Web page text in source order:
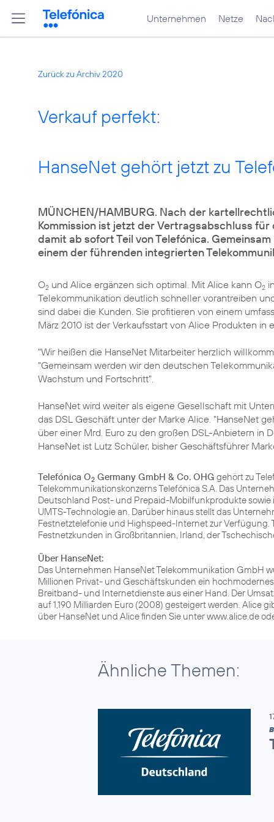
Unternehmen Netze
Zurück zu Archiv 2020
Verkauf perfekt:
HanseNet gehört jetzt zu
MÜNCHEN/HAMBURG. Nach der
Kommission ist jetzt der Vertragsabschluss
damit ab sofort Teil von Telefónica.
einem der führenden integrierten
O2 und Alice ergänzen sich optimal. Mit Alice kann O2
Telekommunikation deutlich schneller vorantreiben
sind dabei die Kunden. Sie profitieren von einem
März 2010 ist der Verkaufsstart von Alice Produkten in
"Wir heißen die HanseNet Mitarbeiter herzlich
"Gemeinsam werden wir den deutschen
Wachstum und Fortschritt".
HanseNet wird weiter als eigene Gesellschaft mit
das DSL Geschäft unter der Marke Alice. "HanseNet
über einer Mrd. Euro zu den großen DSL-Anbietern in
HanseNet ist Lutz Schüler, bisher Geschäftsführer
Telefónica O2 Germany GmbH & Co. OHG gehört zu
Telekommunikationskonzerns Telefónica S.A. Das
Deutschland Post- und Prepaid-Mobilfunkprodukte
UMTS-Technologie an. Darüber hinaus stellt das
Festnetztelefonie und Highspeed-Internet zur
Festnetzkunden in Großbritannien, Irland, der
Über HanseNet:
Das Unternehmen HanseNet Telekommunikation GmbH
Millionen Privat- und Geschäftskunden ein
Breitband- und Internetdienste aus einer Hand. Der
auf 1,190 Milliarden Euro (2008) gesteigert werden. Alice
über HanseNet und Alice finden Sie unter www.alice.de
Ähnliche Themen: